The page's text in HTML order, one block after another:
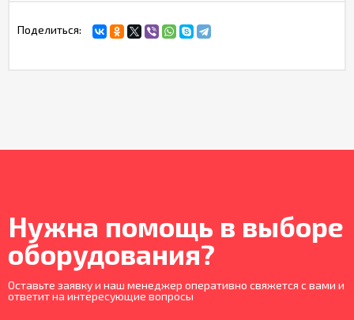
Поделиться:
Нужна помощь в выборе
оборудования?
Оставьте заявку и наш менеджер оперативно свяжется с вами и
ответит на интересующие вопросы